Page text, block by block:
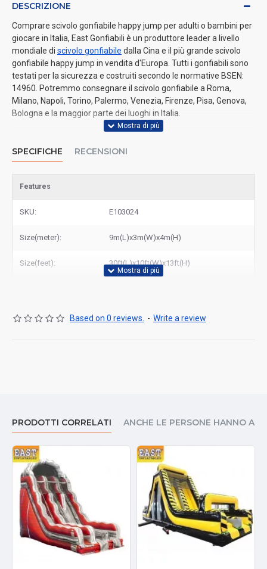
DESCRIZIONE
Comprare scivolo gonfiabile happy jump per adulti o bambini per
giocare in Italia, East Gonfiabili è un produttore leader a livello
mondiale di scivolo gonfiabile dalla Cina e il più grande scivolo
gonfiabile happy jump in vendita d'Europa. Tutti i gonfiabili sono
testati per la sicurezza e costruiti secondo le normative BSEN:
14960. Potremmo consegnare il scivolo gonfiabile a Roma,
Milano, Napoli, Torino, Palermo, Venezia, Firenze, Pisa, Genova,
Bologna e la maggior parte dei luoghi in Italia.
SPECIFICHE RECENSIONI
Features
SKU: E103024
Size(meter): 9m(L)x3m(W)x4m(H)
Size(feet): 30ft(L)x10ft(W)x13ft(H)
Based on 0 reviews. - Write a review
PRODOTTI CORRELATI ANCHE LE PERSONE HANNO